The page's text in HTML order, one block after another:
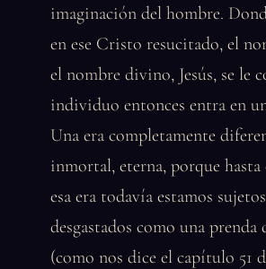
imaginación del hombre.
en ese Cristo resucitado, el
el nombre divino, Jesús, se le
individuo entonces entra en
Una era completamente
inmortal, eterna, porque hasta
esa era todavía estamos
desgastados como una prenda
(como nos dice el capítulo 51